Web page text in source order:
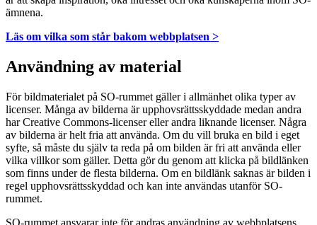
ämnena.
Läs om vilka som står bakom webbplatsen >
Användning av material
För bildmaterialet på SO-rummet gäller i allmänhet olika typer av
licenser. Många av bilderna är upphovsrättsskyddade medan andra
har Creative Commons-licenser eller andra liknande licenser. Några
av bilderna är helt fria att använda. Om du vill bruka en bild i eget
syfte, så måste du själv ta reda på om bilden är fri att använda eller
vilka villkor som gäller. Detta gör du genom att klicka på bildlänken
som finns under de flesta bilderna. Om en bildlänk saknas är bilden i
regel upphovsrättsskyddad och kan inte användas utanför SO-
rummet.
SO-rummet ansvarar inte för andras användning av webbplatsens